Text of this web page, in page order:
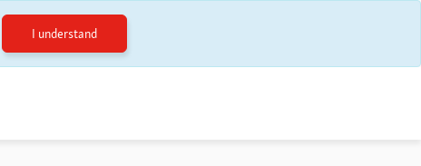
I understand